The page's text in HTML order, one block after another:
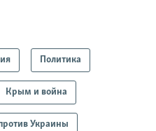
Политика
Крым и война
Украины